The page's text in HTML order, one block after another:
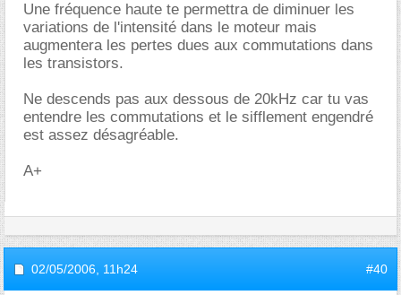
Une fréquence haute te permettra de diminuer les
variations de l'intensité dans le moteur mais
augmentera les pertes dues aux commutations dans
les transistors.
Ne descends pas aux dessous de 20kHz car tu vas
entendre les commutations et le sifflement engendré
est assez désagréable.
A+
02/05/2006, 11h24 #40